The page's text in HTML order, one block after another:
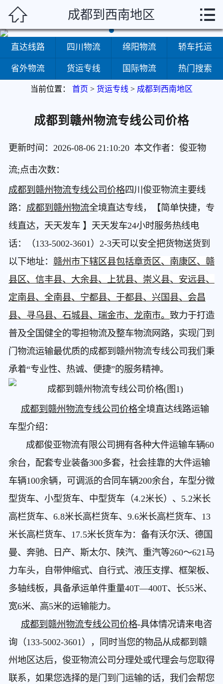

直达线路
四川物流
绵阳物流
轿车托运
省外物流
国际物流
热门搜索
 成都到西南地区 
直达线路 四川物流 绵阳物流 轿车托运
省外物流 货运专线 国际物流 热门搜索
当前位置： 首页 > 货运专线 > 成都到西南地区
成都到赣州物流专线公司价格
更新时间：2026-08-06 21:10:20 本文作者：俊亚物
流;点击次数：
成都到赣州物流专线公司价格四川俊亚物流主要线
路： 成都到赣州物流全境直达专线，【简单快捷，专
线直达，天天发车 】天天发车24小时服务热线电
话：（133-5002-3601）2-3天可以安全把货物送货到
以下地址： 赣州市下辖区县包括章贡区、南康区、赣
县区、信丰县、大余县、上犹县、崇义县、安远县、
定南县、全南县、宁都县、于都县、兴国县、会昌
县、寻乌县、石城县、瑞金市、龙南市。 致力于打造
普及全国健全的零担物流及整车物流网路，实现门到
门物流运输最优质的成都到赣州物流专线公司我们秉
承着“专业性、热诚、便捷”的服务精神。
成都到赣州物流专线公司价格全境直达线路运输
车型介绍：
成都俊亚物流有限公司拥有各种大件运输车辆60
余台，配套专业装备300多套，社会挂靠的大件运输
车辆100余辆，可调派的合同车辆200余台，车型分微
型货车、小型货车、中型货车（4.2米长）、5.2米长
高栏货车、6.8米长高栏货车、9.6米长高栏货车、13
米长高栏货车、17.5米长货车为：备有沃尔沃、德国
曼、奔驰、日产、斯太尔、陕汽、重汽等260～621马
力车头，自带伸缩式、自行式、液压支撑、框架板、
多轴线板，具备承运单件重量40T—400T、长55米、
宽6米、高5米的运输能力。
成都到赣州物流专线公司价格-具体情况请来电咨
询（133-5002-3601），同时当您的物品从成都到赣
州地区达后，俊亚物流公司分理处或代理会与您取得
联系，如果您选择的是门到门运输的话，我们会帮您